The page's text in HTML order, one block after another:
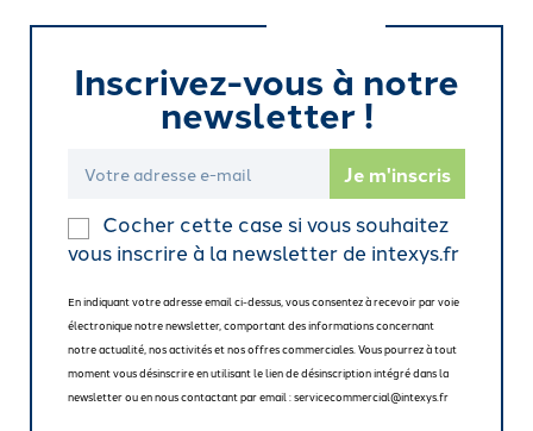
Inscrivez-vous à notre
newsletter !
Cocher cette case si vous souhaitez
vous inscrire à la newsletter de intexys.fr
En indiquant votre adresse email ci-dessus, vous consentez à recevoir par voie
électronique notre newsletter, comportant des informations concernant
notre actualité, nos activités et nos offres commerciales. Vous pourrez à tout
moment vous désinscrire en utilisant le lien de désinscription intégré dans la
newsletter ou en nous contactant par email : servicecommercial@intexys.fr